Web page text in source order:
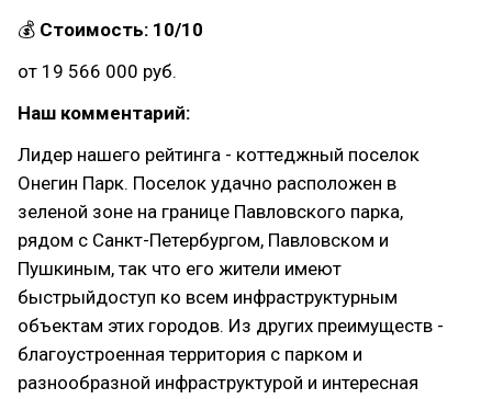
💰 Стоимость: 10/10
от 19 566 000 руб.
Наш комментарий:
Лидер нашего рейтинга - коттеджный поселок
Онегин Парк. Поселок удачно расположен в
зеленой зоне на границе Павловского парка,
рядом с Санкт-Петербургом, Павловском и
Пушкиным, так что его жители имеют
быстрыйдоступ ко всем инфраструктурным
объектам этих городов. Из других преимуществ -
благоустроенная территория с парком и
разнообразной инфраструктурой и интересная